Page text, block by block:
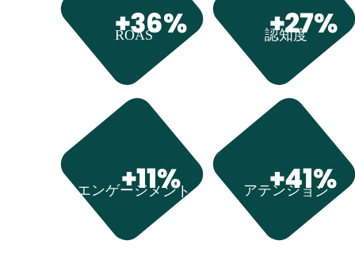
+36%
ROAS +27%
認知度
+11%
エンゲージメント +41%
アテンション